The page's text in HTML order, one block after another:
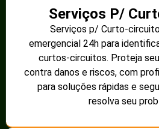
Serviços P/
Serviços p/ Curto-
emergencial 24h para
curtos-circuitos. Proteja
contra danos e riscos, com
para soluções rápidas e
resolva seu